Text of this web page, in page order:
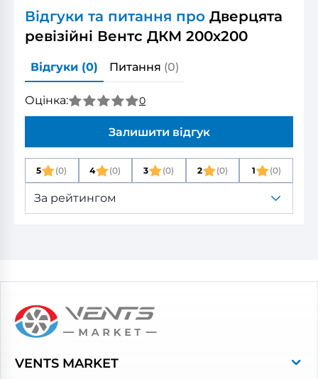
Відгуки та питання про Дверцята
ревізійні Вентс ДКМ 200х200
Відгуки (0) Питання (0)
Оцінка: 0
Залишити відгук
5 (0) 4 (0) 3 (0) 2 (0) 1 (0)
За рейтингом
VENTS MARKET